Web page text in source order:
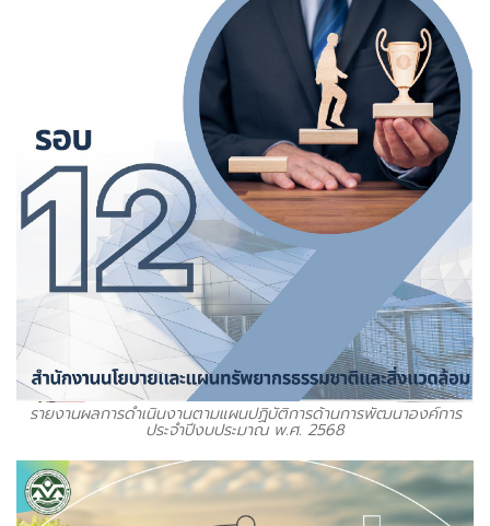
รายงานผลการดำเนินงานตามแผนปฏิบัติการด้านการพัฒนาองค์การ
ประจำปีงบประมาณ พ.ศ. 2568